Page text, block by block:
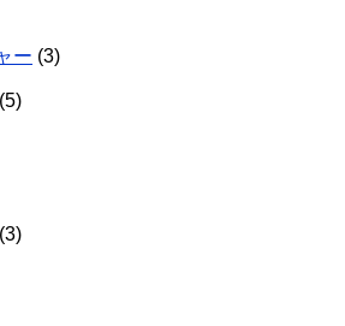
ー (3)
(5)
(3)